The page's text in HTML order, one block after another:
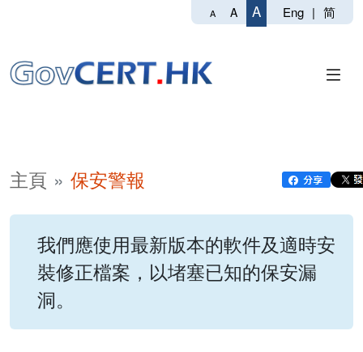
A A A Eng | 简
主頁 保安警報
我們應使用最新版本的軟件及適時安
裝修正檔案，以堵塞已知的保安漏
洞。